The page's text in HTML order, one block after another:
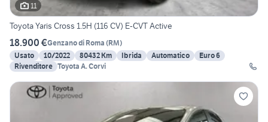
11
Toyota Yaris Cross 1.5H (116 CV) E-CVT Active
18.900 €Genzano di Roma (RM)
Usato
10/2022 80432 Km Ibrida Automatico
Euro 6
Rivenditore Toyota A. Corvi